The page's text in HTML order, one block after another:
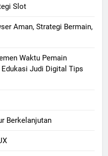
Slot
Aman, Strategi Bermain,
Waktu Pemain
Judi Digital Tips
Berkelanjutan